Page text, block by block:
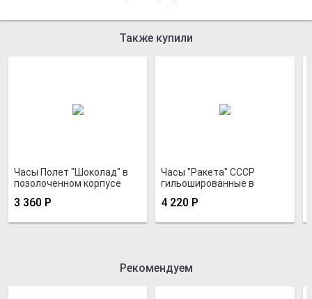
Также купили
Часы Полет "Шоколад" в
позолоченном корпусе
3 360 Р
Часы "Ракета" СССР
гильошированные в
корпусе
4 220 Р
Рекомендуем